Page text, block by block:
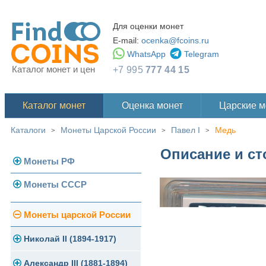
Каталог монет и цен
Для оценки монет
E-mail: ocenka@fcoins.ru
WhatsApp
Telegram
+7 995777 44 15
Каталог монет Оценка монет Царские
Каталоги > Монеты Царской России > Павел I > Медь
Монеты РФ
Современная Россия
Монеты 1991-1993 гг.
Памятные и юбилейные
Монеты СССР
Погодовка СССР
Монеты 1958 года
Золотые червонцы
Монеты царской России
Николай II (1894-1917)
Золото
Александр III (1881-1894)
Описание и